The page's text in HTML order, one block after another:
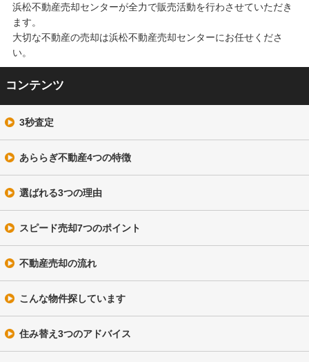
浜松不動産売却センターが全力で販売活動を行わさせていただき
ます。
大切な不動産の売却は浜松不動産売却センターにお任せくださ
い。
コンテンツ
3秒査定
あららぎ不動産4つの特徴
選ばれる3つの理由
スピード売却7つのポイント
不動産売却の流れ
こんな物件探しています
住み替え3つのアドバイス